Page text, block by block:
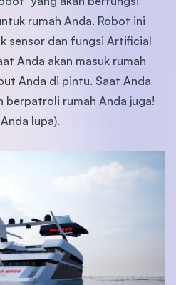
rumah Anda. Robot ini
sensor dan fungsi Artificial
Anda akan masuk rumah
Anda di pintu. Saat Anda
berpatroli rumah Anda juga!
lupa).